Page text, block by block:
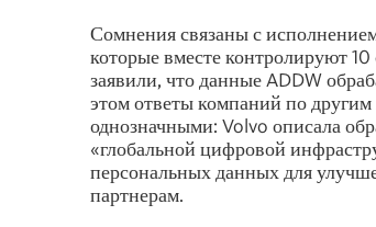
Сомнения связаны с
которые вместе контролируют
заявили, что данные ADDW
этом ответы компаний по
однозначными: Volvo описала
«глобальной цифровой
персональных данных для
партнерам.